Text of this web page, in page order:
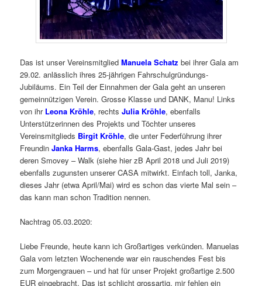
Das ist unser VereinsmitgliedManuela Schatz bei ihrer Gala am
29.02. anlässlich ihres 25-jährigen Fahrschulgründungs-
Jubiläums. Ein Teil der Einnahmen der Gala geht an unseren
gemeinnützigen Verein. Grosse Klasse und DANK, Manu! Links
von ihr Leona Kröhle, rechtsJulia Kröhle, ebenfalls
Unterstützerinnen des Projekts und Töchter unseres
Vereinsmitglieds Birgit Kröhle, die unter Federführung ihrer
FreundinJanka Harms, ebenfalls Gala-Gast, jedes Jahr bei
deren Smovey – Walk (siehe hier zB April 2018 und Juli 2019)
ebenfalls zugunsten unserer CASA mitwirkt. Einfach toll, Janka,
dieses Jahr (etwa April/Mai) wird es schon das vierte Mal sein –
das kann man schon Tradition nennen.
Nachtrag 05.03.2020:
Liebe Freunde, heute kann ich Großartiges verkünden. Manuelas
Gala vom letzten Wochenende war ein rauschendes Fest bis
zum Morgengrauen – und hat für unser Projekt großartige 2.500
EUR eingebracht. Das ist schlicht grossartig, mir fehlen ein